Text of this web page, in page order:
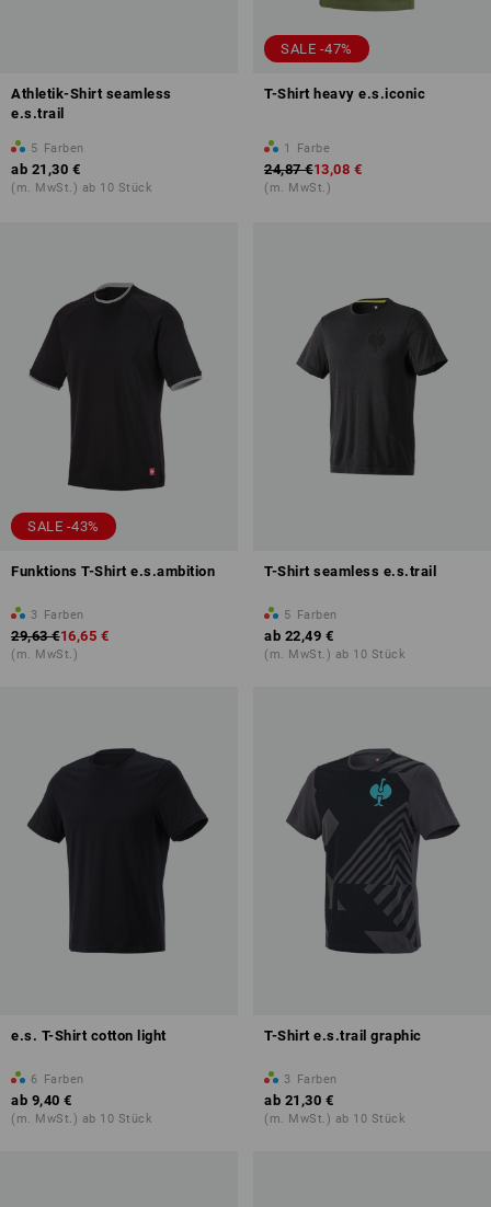
Athletik-Shirt seamless
e.s.trail
5 Farben
ab 21,30 €
(m. MwSt.) ab 10 Stück
SALE -47%
T-Shirt heavy e.s.iconic
1 Farbe
24,87 €13,08 €
(m. MwSt.)
SALE -43%
Funktions T-Shirt e.s.ambition
3 Farben
29,63 €16,65 €
(m. MwSt.)
T-Shirt seamless e.s.trail
5 Farben
ab 22,49 €
(m. MwSt.) ab 10 Stück
e.s. T-Shirt cotton light
6 Farben
ab 9,40 €
(m. MwSt.) ab 10 Stück
T-Shirt e.s.trail graphic
3 Farben
ab 21,30 €
(m. MwSt.) ab 10 Stück